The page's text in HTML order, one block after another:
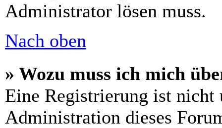
Administrator lösen muss.
Nach oben
» Wozu muss ich mich
Eine Registrierung ist
Administration dieses